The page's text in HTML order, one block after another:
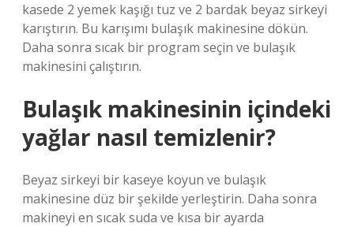
kasede 2 yemek kaşığı tuz ve 2 bardak beyaz sirkeyi
karıştırın. Bu karışımı bulaşık makinesine dökün.
Daha sonra sıcak bir program seçin ve bulaşık
makinesini çalıştırın.
Bulaşık makinesinin içindeki
yağlar nasıl temizlenir?
Beyaz sirkeyi bir kaseye koyun ve bulaşık
makinesine düz bir şekilde yerleştirin. Daha sonra
makineyi en sıcak suda ve kısa bir ayarda